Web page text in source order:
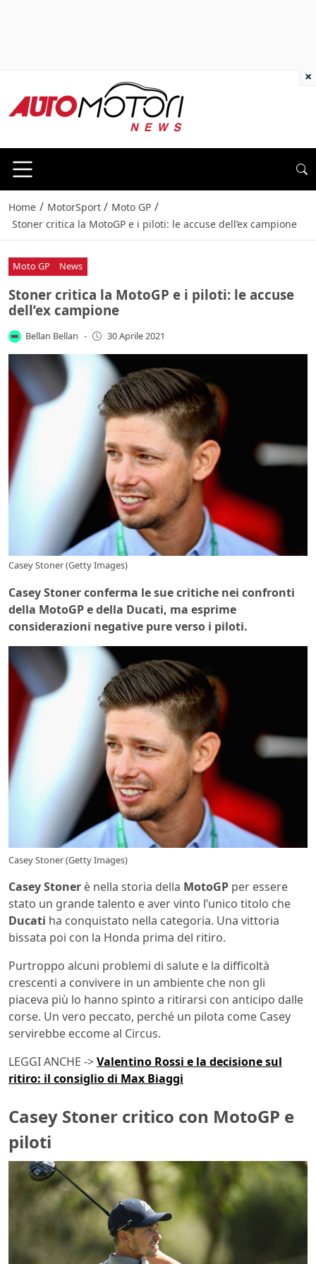
Home / MotorSport / Moto GP /
Stoner critica la MotoGP e i piloti: le accuse dell’ex campione
Moto GP News
Stoner critica la MotoGP e i piloti: le accuse
dell’ex campione
Bellan Bellan - 30 Aprile 2021
Casey Stoner (Getty Images)
Casey Stoner conferma le sue critiche nei confronti
della MotoGP e della Ducati, ma esprime
considerazioni negative pure verso i piloti.
Casey Stoner (Getty Images)
Casey Stoner è nella storia della MotoGP per essere
stato un grande talento e aver vinto l’unico titolo che
Ducati ha conquistato nella categoria. Una vittoria
bissata poi con la Honda prima del ritiro.
Purtroppo alcuni problemi di salute e la difficoltà
crescenti a convivere in un ambiente che non gli
piaceva più lo hanno spinto a ritirarsi con anticipo dalle
corse. Un vero peccato, perché un pilota come Casey
servirebbe eccome al Circus.
LEGGI ANCHE ->Valentino Rossi e la decisione sul
ritiro: il consiglio di Max Biaggi
Casey Stoner critico con MotoGP e
piloti
×